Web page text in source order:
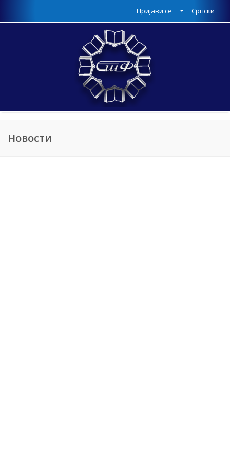
Српски
Пријави се
Новости